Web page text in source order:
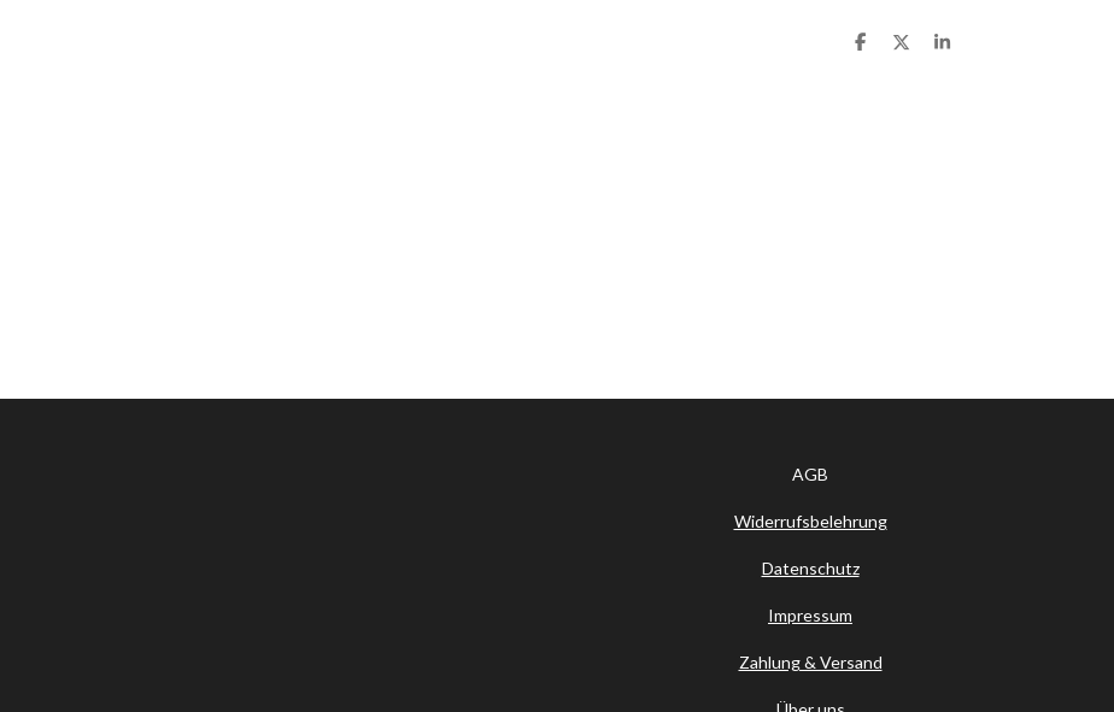
T
T
T
AGB
Widerrufsbelehrung
Datenschutz
Impressum
Zahlung & Versand